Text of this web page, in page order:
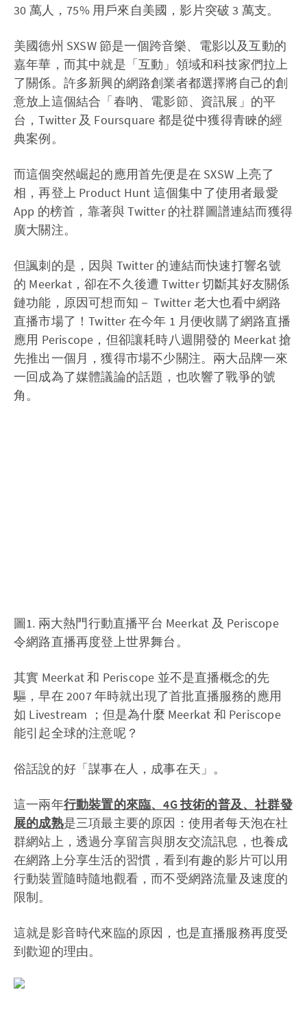
30 萬人，75% 用戶來自美國，影片突破 3 萬支。
美國德州 SXSW 節是一個跨音樂、電影以及互動的
嘉年華，而其中就是「互動」領域和科技家們拉上
了關係。許多新興的網路創業者都選擇將自己的創
意放上這個結合「春吶、電影節、資訊展」的平
台，Twitter 及 Foursquare 都是從中獲得青睞的經
典案例。
而這個突然崛起的應用首先便是在 SXSW 上亮了
相，再登上 Product Hunt 這個集中了使用者最愛
App 的榜首，靠著與 Twitter 的社群圖譜連結而獲得
廣大關注。
但諷刺的是，因與 Twitter 的連結而快速打響名號
的 Meerkat，卻在不久後遭 Twitter 切斷其好友關係
鏈功能，原因可想而知－ Twitter 老大也看中網路
直播市場了！Twitter 在今年 1 月便收購了網路直播
應用 Periscope，但卻讓耗時八週開發的 Meerkat 搶
先推出一個月，獲得市場不少關注。兩大品牌一來
一回成為了媒體議論的話題，也吹響了戰爭的號
角。
圖1. 兩大熱門行動直播平台 Meerkat 及 Periscope
令網路直播再度登上世界舞台。
其實 Meerkat 和 Periscope 並不是直播概念的先
驅，早在 2007 年時就出現了首批直播服務的應用
如 Livestream ；但是為什麼 Meerkat 和 Periscope
能引起全球的注意呢？
俗話說的好「謀事在人，成事在天」。
這一兩年行動裝置的來臨、4G 技術的普及、社群發
展的成熟是三項最主要的原因：使用者每天泡在社
群網站上，透過分享留言與朋友交流訊息，也養成
在網路上分享生活的習慣，看到有趣的影片可以用
行動裝置隨時隨地觀看，而不受網路流量及速度的
限制。
這就是影音時代來臨的原因，也是直播服務再度受
到歡迎的理由。